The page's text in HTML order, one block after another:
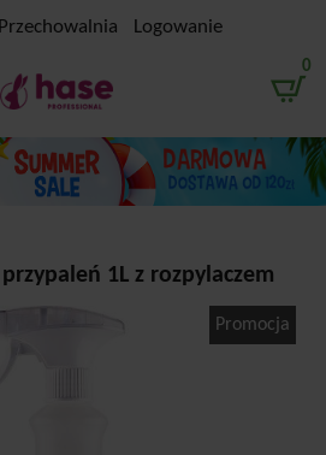
Przechowalnia Logowanie
0
1L z rozpylaczem
Promocja